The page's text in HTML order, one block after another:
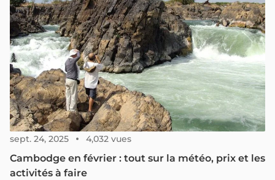
sept. 24, 2025 4,032 vues
Cambodge en février : tout sur la météo, prix et les
activités à faire